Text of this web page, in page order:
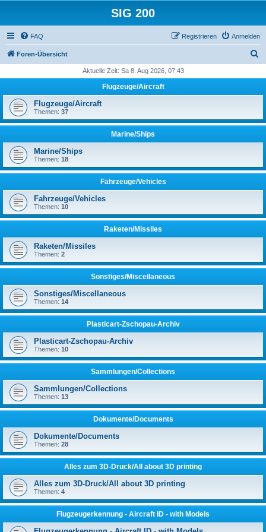
SIG 200
FAQ Anmelden
Registrieren
Foren-Übersicht
h
Aktuelle Zeit: Sa 8. Aug 2026, 07:43
Flugzeuge/Aircraft
Flugzeuge/Aircraft
Themen: 37
Marine/Ships
Marine/Ships
Themen: 18
Fahrzeuge/Vehicles
Fahrzeuge/Vehicles
Themen: 10
Raketen/Missiles
Raketen/Missiles
Themen: 2
Sonstiges/Miscellaneous
Sonstiges/Miscellaneous
Themen: 14
Plasticart-Zschopau-Archiv
Plasticart-Zschopau-Archiv
Themen: 10
Sammlungen/Collections
Sammlungen/Collections
Themen: 13
Dokumente/Documents
Dokumente/Documents
Themen: 28
Alles zum 3D-Druck/All about 3D printing
Alles zum 3D-Druck/All about 3D printing
Themen: 4
Flugzeugerkennung - Aircraft ID - with Models